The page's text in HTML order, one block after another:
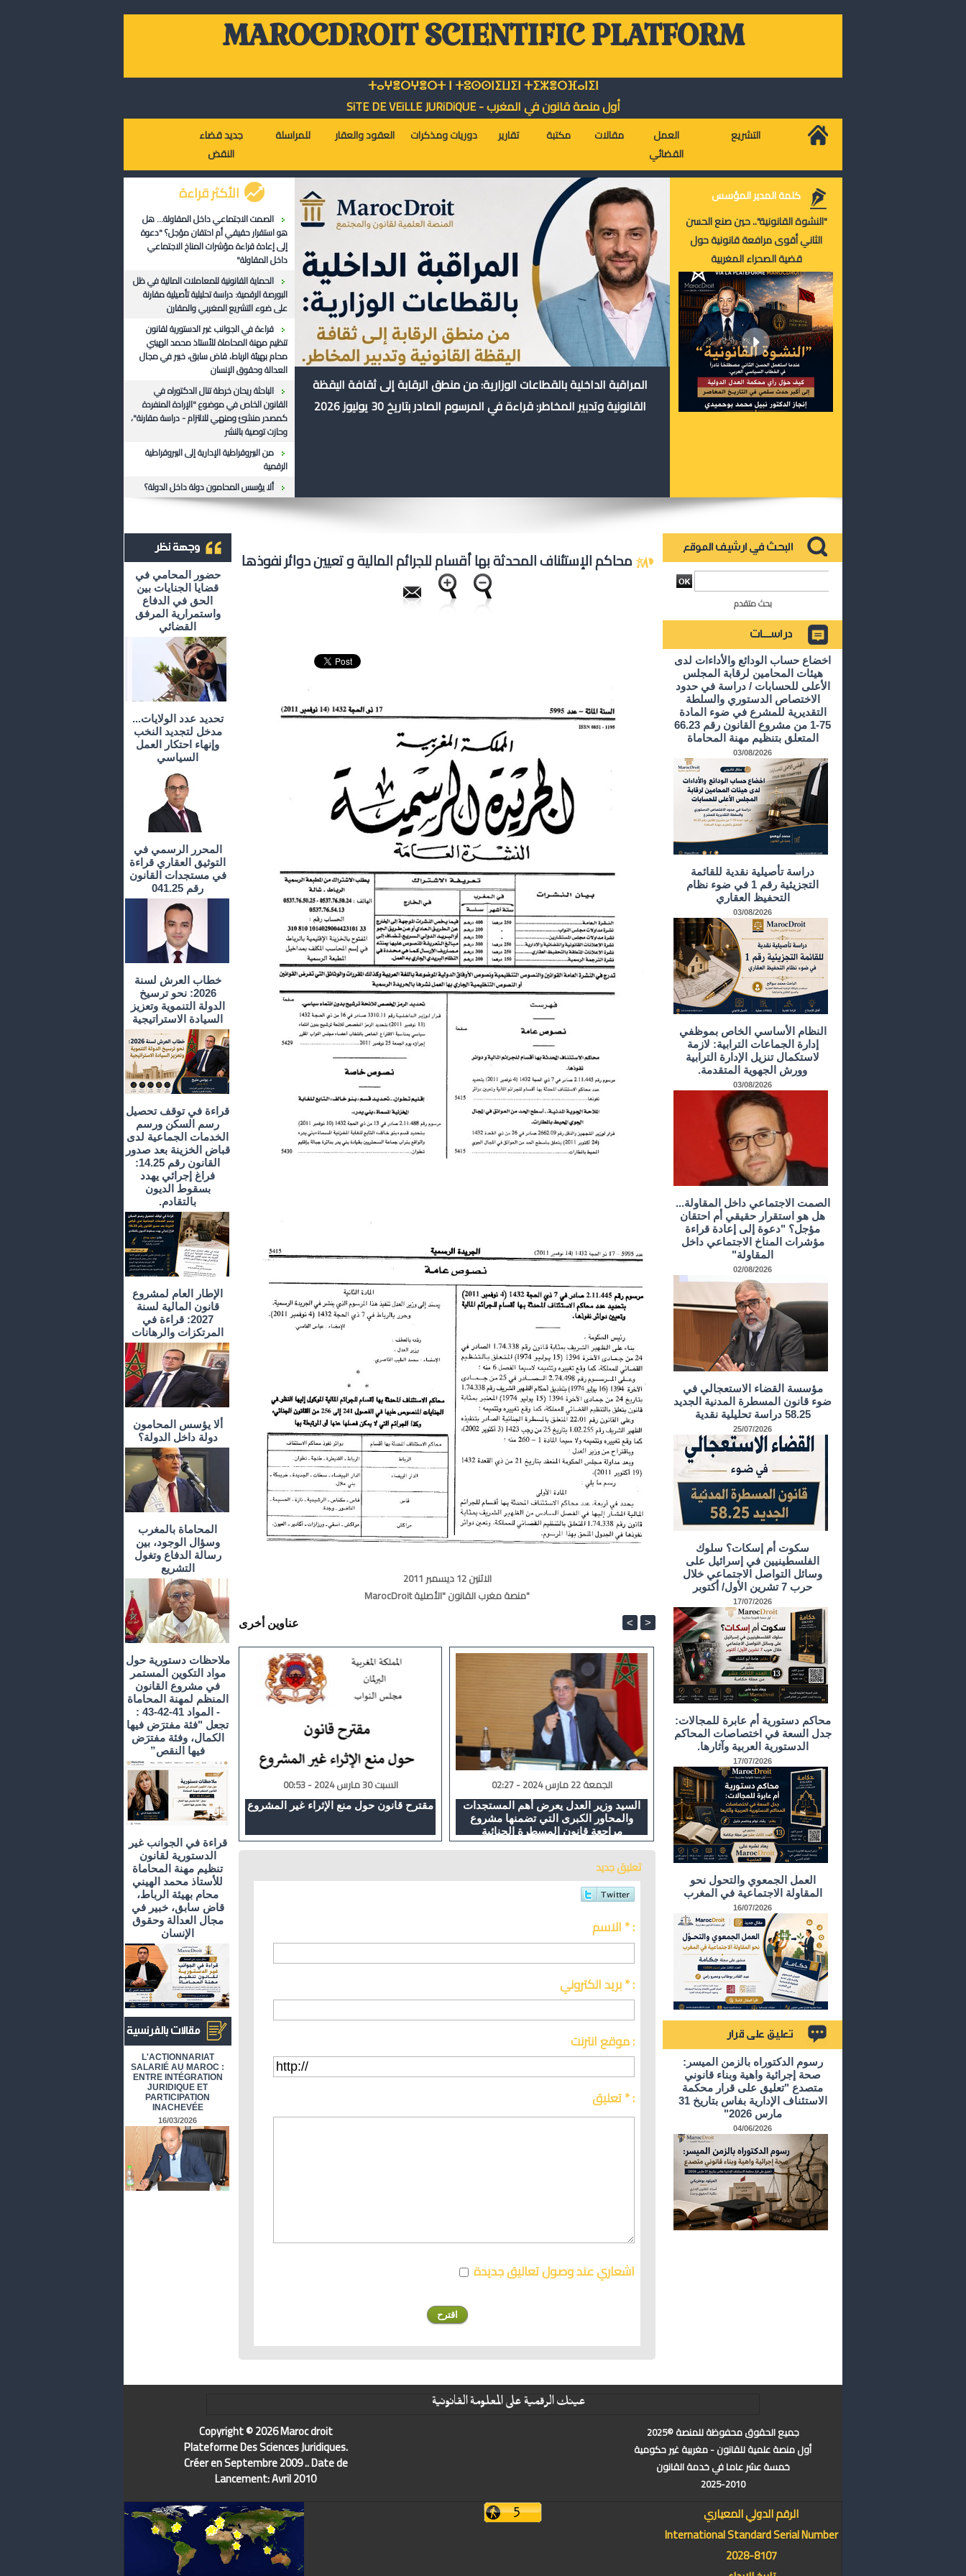
MAROCDROIT SCIENTIFIC PLATFORM
ⵜⴰⵖⴻⵔⵖⴻⵔⵜ ⵏ ⵜⵓⵙⵙⵏⵉⵡⵉⵏ ⵜⵉⵣⴻⵔⴼⴰⵏⵉⵏ
أول منصة قانون في المغرب - SiTE DE VEiLLE JURiDiQUE
جديد قضاء
النقض
للمراسلة العقود والعقار دوريات ومذكرات تقارير مكتبة مقالات
العمل
القضائي
التشريع
الأكثر قراءة
الصمت الاجتماعي داخل المقاولة... هل
هو استقرار حقيقي أم احتقان مؤجل؟ "دعوة
إلى إعادة قراءة مؤشرات المناخ الاجتماعي
داخل المقاولة"
الحماية القانونية للمعاملات المالية في ظل
البورصة الرقمية: دراسة تحليلية تأصيلية مقارنة
على ضوء التشريع المغربي والمقارن
قراءة في الجوانب غير الدستورية لقانون
تنظيم مهنة المحاماة للأستاذ محمد الهيني
محام بهيئة الرباط، قاض سابق، خبير في مجال
العدالة وحقوق الإنسان
الباحثة ريحان خرطة تنال الدكتوراه في
القانون الخاص في موضوع "الإرادة المنفردة
كمصدر منشئ ومنهي للالتزام - دراسة مقارنة"،
وحازت توصية بالنشر
من البيروقراطية الإدارية إلى البيروقراطية
الرقمية
ألا يؤسس المحامون دولة داخل الدولة؟
المراقبة الداخلية بالقطاعات الوزارية: من منطق الرقابة إلى ثقافة اليقظة
القانونية وتدبير المخاطر: قراءة في المرسوم الصادر بتاريخ 30 يوليوز 2026
كلمة المدير المؤسس
"النشوة القانونية".. حين صنع الحسن
الثاني أقوى مرافعة قانونية حول
قضية الصحراء المغربية
حضور المحامي في
قضايا الجنايات بين
الحق في الدفاع
واستمرارية المرفق
القضائي
تحديد عدد الولايات...
مدخل لتجديد النخب
وإنهاء احتكار العمل
السياسي
المحرر الرسمي في
التوثيق العقاري قراءة
في مستجدات القانون
رقم 041.25
خطاب العرش لسنة
2026: نحو ترسيخ
الدولة التنموية وتعزيز
السيادة الاستراتيجية
قراءة في توقف تحصيل
رسم السكن ورسم
الخدمات الجماعية لدى
قباض الخزينة بعد صدور
القانون رقم 14.25:
فراغ إجرائي يهدد
بسقوط الديون
بالتقادم.
الإطار العام لمشروع
قانون المالية لسنة
2027: قراءة في
المرتكزات والرهانات
ألا يؤسس المحامون
دولة داخل الدولة؟
المحاماة بالمغرب
وسؤال الوجود، بين
رسالة الدفاع وتغول
التشريع
ملاحظات دستورية حول
مواد التكوين المستمر
في مشروع القانون
المنظم لمهنة المحاماة
- المواد 41-42-43 :
تجعل "فئة مفترَض فيها
الكمال، وفئة مفترَض
فيها النقص”
قراءة في الجوانب غير
الدستورية لقانون
تنظيم مهنة المحاماة
للأستاذ محمد الهيني
محام بهيئة الرباط،
قاض سابق، خبير في
مجال العدالة وحقوق
الإنسان
L'ACTIONNARIAT
SALARIÉ AU MAROC :
ENTRE INTÉGRATION
JURIDIQUE ET
PARTICIPATION
INACHEVÉE
16/03/2026
محاكم الإستئناف المحدثة بها أقسام للجرائم المالية و تعيين دوائر نفوذها
الاثنين 12 ديسمبر 2011
MarocDroit منصة مغرب القانون "الأصلية"
عناوين أخرى < >
السبت 30 مارس 2024 - 00:53
مقترح قانون حول منع الإثراء غير المشروع
الجمعة 22 مارس 2024 - 02:27
السيد وزير العدل يعرض أهم المستجدات
والمحاور الكبرى التي تضمنها مشروع
مراجعة قانون المسطرة الجنائية
تعليق جديد
الاسم * :
بريد الكتروني * :
موقع انترنت :
تعليق * :
اشعاري عند وصول تعاليق جديدة
بحث متقدم
اخضاع حساب الودائع والأداءات لدى
هيئات المحامين لرقابة المجلس
الأعلى للحسابات / دراسة في حدود
الاختصاص الدستوري والسلطة
التقديرية للمشرع في ضوء المادة
75-1 من مشروع القانون رقم 66.23
المتعلق بتنظيم مهنة المحاماة
03/08/2026
دراسة تأصيلية نقدية للقائمة
التجزيئية رقم 1 في ضوء نظام
التحفيظ العقاري
03/08/2026
النظام الأساسي الخاص بموظفي
إدارة الجماعات الترابية: لازمة
لاستكمال تنزيل الإدارة الترابية
وورش الجهوية المتقدمة.
03/08/2026
الصمت الاجتماعي داخل المقاولة...
هل هو استقرار حقيقي أم احتقان
مؤجل؟ "دعوة إلى إعادة قراءة
مؤشرات المناخ الاجتماعي داخل
المقاولة"
02/08/2026
مؤسسة القضاء الاستعجالي في
ضوء قانون المسطرة المدنية الجديد
58.25 دراسة تحليلية نقدية
25/07/2026
سكوت أم إسكات؟ سلوك
الفلسطينيين في إسرائيل على
وسائل التواصل الاجتماعي خلال
حرب 7 تشرين الأول/ أكتوبر
17/07/2026
محاكم دستورية أم عابرة للمجالات:
جدل السعة في اختصاصات المحاكم
الدستورية العربية وآثارها.
17/07/2026
العمل الجمعوي والتحول نحو
المقاولة الاجتماعية في المغرب
16/07/2026
رسوم الدكتوراه بالزمن الميسر:
صحة إجرائية واهية وبناء قانوني
متصدع "تعليق على قرار محكمة
الاستئناف الإدارية بفاس بتاريخ 31
مارس 2026"
04/06/2026
عينك الرقمية على المعلومة القانونية
Copyright © 2026 Maroc droit
Plateforme Des Sciences Juridiques.
Créer en Septembre 2009 .. Date de
Lancement: Avril 2010
جميع الحقوق محفوظة للمنصة ©2025
أول منصة علمية للقانون - مغربية غير حكومية
خمسة عشر عاما في خدمة القانون
2025-2010
الرقم الدولي المعياري
International Standard Serial Number
2028-8107